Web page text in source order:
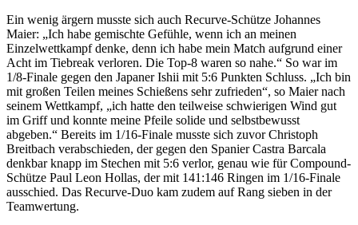
Ein wenig ärgern musste sich auch Recurve-Schütze Johannes
Maier: „Ich habe gemischte Gefühle, wenn ich an meinen
Einzelwettkampf denke, denn ich habe mein Match aufgrund einer
Acht im Tiebreak verloren. Die Top-8 waren so nahe.“ So war im
1/8-Finale gegen den Japaner Ishii mit 5:6 Punkten Schluss. „Ich bin
mit großen Teilen meines Schießens sehr zufrieden“, so Maier nach
seinem Wettkampf, „ich hatte den teilweise schwierigen Wind gut
im Griff und konnte meine Pfeile solide und selbstbewusst
abgeben.“ Bereits im 1/16-Finale musste sich zuvor Christoph
Breitbach verabschieden, der gegen den Spanier Castra Barcala
denkbar knapp im Stechen mit 5:6 verlor, genau wie für Compound-
Schütze Paul Leon Hollas, der mit 141:146 Ringen im 1/16-Finale
ausschied. Das Recurve-Duo kam zudem auf Rang sieben in der
Teamwertung.